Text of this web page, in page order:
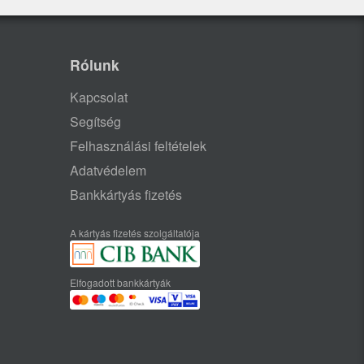
Rólunk
Kapcsolat
Segítség
Felhasználási feltételek
Adatvédelem
Bankkártyás fizetés
A kártyás fizetés szolgáltatója
Elfogadott bankkártyák